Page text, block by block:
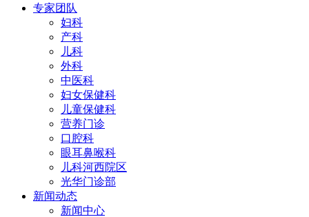
专家团队
妇科
产科
儿科
外科
中医科
妇女保健科
儿童保健科
营养门诊
口腔科
眼耳鼻喉科
儿科河西院区
光华门诊部
新闻动态
新闻中心